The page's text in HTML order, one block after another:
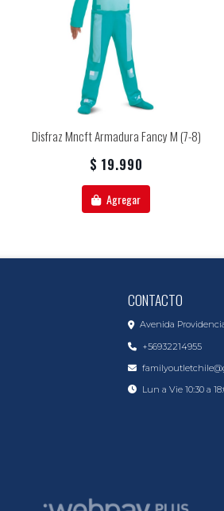
Disfraz Mncft Armadura Fancy M (7-8)
$ 19.990
Agregar
CONTACTO
Avenida
+56932214955
Lun a Vie 10:30 a